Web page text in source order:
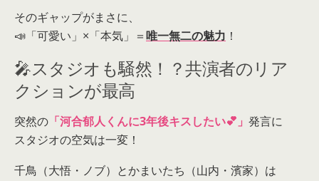
そのギャップがまさに、
📣「可愛い」×「本気」＝唯一無二の魅力 ！
🎤スタジオも騒然！？共演者のリア
クションが最高
突然の 「河合郁人くんに3年後キスしたい💕」 発言に
スタジオの空気は一変！
千鳥（大悟・ノブ）とかまいたち（山内・濱家）は